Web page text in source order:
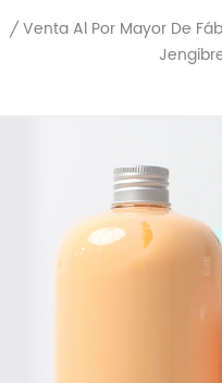
/ Venta Al Por Mayor De